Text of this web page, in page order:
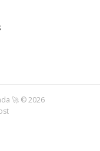
🚀 © 2026